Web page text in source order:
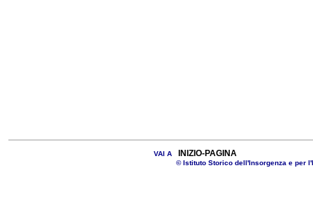
VAI A INIZIO-PAGINA
© Istituto Storico dell'Insorgenza e per